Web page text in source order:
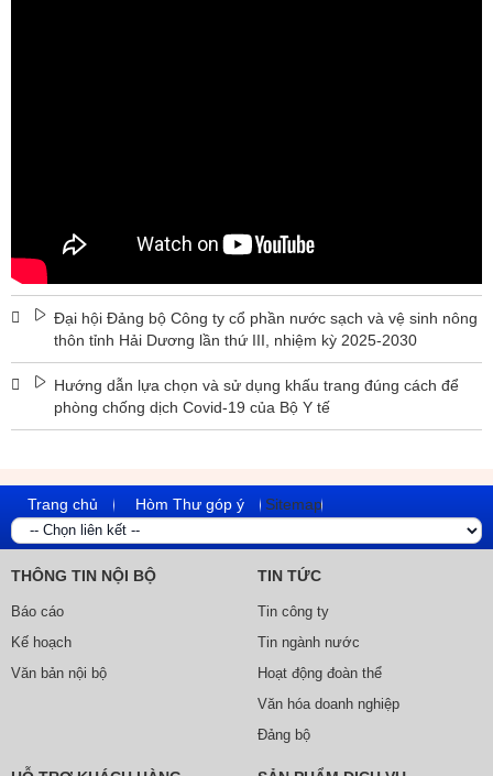
Đại hội Đảng bộ Công ty cổ phần nước sạch và vệ sinh nông
thôn tỉnh Hải Dương lần thứ III, nhiệm kỳ 2025-2030
Hướng dẫn lựa chọn và sử dụng khấu trang đúng cách để
phòng chống dịch Covid-19 của Bộ Y tế
Trang chủ Hòm Thư góp ý Sitemap
THÔNG TIN NỘI BỘ
Báo cáo
Kế hoạch
Văn bản nội bộ
TIN TỨC
Tin công ty
Tin ngành nước
Hoạt động đoàn thể
Văn hóa doanh nghiệp
Đảng bộ